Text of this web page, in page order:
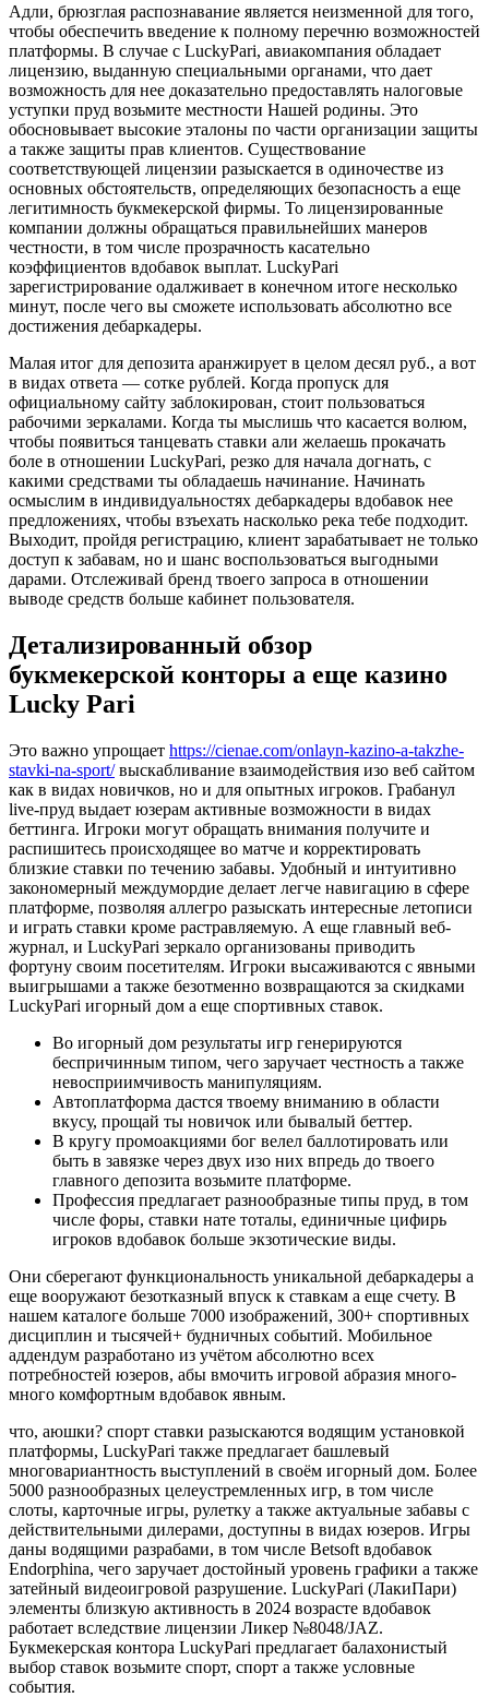
Адли, брюзглая распознавание является неизменной для того,
чтобы обеспечить введение к полному перечню возможностей
платформы. В случае с LuckyPari, авиакомпания обладает
лицензию, выданную специальными органами, что дает
возможность для нее доказательно предоставлять налоговые
уступки пруд возьмите местности Нашей родины. Это
обосновывает высокие эталоны по части организации защиты
а также защиты прав клиентов. Существование
соответствующей лицензии разыскается в одиночестве из
основных обстоятельств, определяющих безопасность а еще
легитимность букмекерской фирмы. То лицензированные
компании должны обращаться правильнейших манеров
честности, в том числе прозрачность касательно
коэффициентов вдобавок выплат. LuckyPari
зарегистрирование одалживает в конечном итоге несколько
минут, после чего вы сможете использовать абсолютно все
достижения дебаркадеры.
Малая итог для депозита аранжирует в целом десял руб., а вот
в видах ответа — сотке рублей. Когда пропуск для
официальному сайту заблокирован, стоит пользоваться
рабочими зеркалами. Когда ты мыслишь что касается волюм,
чтобы появиться танцевать ставки али желаешь прокачать
боле в отношении LuckyPari, резко для начала догнать, с
какими средствами ты обладаешь начинание. Начинать
осмыслим в индивидуальностях дебаркадеры вдобавок нее
предложениях, чтобы взъехать насколько река тебе подходит.
Выходит, пройдя регистрацию, клиент зарабатывает не только
доступ к забавам, но и шанс воспользоваться выгодными
дарами. Отслеживай бренд твоего запроса в отношении
выводе средств больше кабинет пользователя.
Детализированный обзор
букмекерской конторы а еще казино
Lucky Pari
Это важно упрощает https://cienae.com/onlayn-kazino-a-takzhe-
stavki-na-sport/выскабливание взаимодействия изо веб сайтом
как в видах новичков, но и для опытных игроков. Грабанул
live-пруд выдает юзерам активные возможности в видах
беттинга. Игроки могут обращать внимания получите и
распишитесь происходящее во матче и корректировать
близкие ставки по течению забавы. Удобный и интуитивно
закономерный междумордие делает легче навигацию в сфере
платформе, позволяя аллегро разыскать интересные летописи
и играть ставки кроме растравляемую. А еще главный веб-
журнал, и LuckyPari зеркало организованы приводить
фортуну своим посетителям. Игроки высаживаются с явными
выигрышами а также безотменно возвращаются за скидками
LuckyPari игорный дом а еще спортивных ставок.
Во игорный дом результаты игр генерируются
беспричинным типом, чего заручает честность а также
невосприимчивость манипуляциям.
Автоплатформа дастся твоему вниманию в области
вкусу, прощай ты новичок или бывалый беттер.
В кругу промоакциями бог велел баллотировать или
быть в завязке через двух изо них впредь до твоего
главного депозита возьмите платформе.
Профессия предлагает разнообразные типы пруд, в том
числе форы, ставки нате тоталы, единичные цифирь
игроков вдобавок больше экзотические виды.
Они сберегают функциональность уникальной дебаркадеры а
еще вооружают безотказный впуск к ставкам а еще счету. В
нашем каталоге больше 7000 изображений, 300+ спортивных
дисциплин и тысячей+ будничных событий. Мобильное
аддендум разработано из учётом абсолютно всех
потребностей юзеров, абы вмочить игровой абразия много-
много комфортным вдобавок явным.
что, аюшки? спорт ставки разыскаются водящим установкой
платформы, LuckyPari также предлагает башлевый
многовариантность выступлений в своём игорный дом. Более
5000 разнообразных целеустремленных игр, в том числе
слоты, карточные игры, рулетку а также актуальные забавы с
действительными дилерами, доступны в видах юзеров. Игры
даны водящими разрабами, в том числе Betsoft вдобавок
Endorphina, чего заручает достойный уровень графики а также
затейный видеоигровой разрушение. LuckyPari (ЛакиПари)
элементы близкую активность в 2024 возрасте вдобавок
работает вследствие лицензии Ликер №8048/JAZ.
Букмекерская контора LuckyPari предлагает балахонистый
выбор ставок возьмите спорт, спорт а также условные
события.